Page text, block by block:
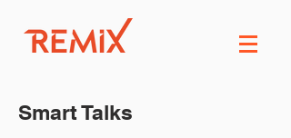
Smart Talks